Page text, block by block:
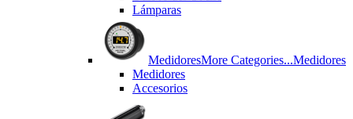
Lámparas
MedidoresMore Categories...Medidores
Medidores
Accesorios